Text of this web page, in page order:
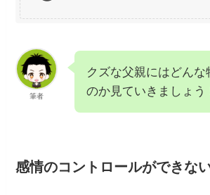
筆者
クズな父親にはどんな
のか見ていきましょう
感情のコントロールができな